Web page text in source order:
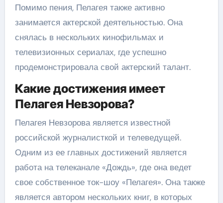
Помимо пения, Пелагея также активно
занимается актерской деятельностью. Она
снялась в нескольких кинофильмах и
телевизионных сериалах, где успешно
продемонстрировала свой актерский талант.
Какие достижения имеет
Пелагея Невзорова?
Пелагея Невзорова является известной
российской журналисткой и телеведущей.
Одним из ее главных достижений является
работа на телеканале «Дождь», где она ведет
свое собственное ток-шоу «Пелагея». Она также
является автором нескольких книг, в которых